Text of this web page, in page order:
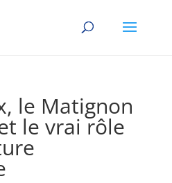
le Matignon
le vrai rôle